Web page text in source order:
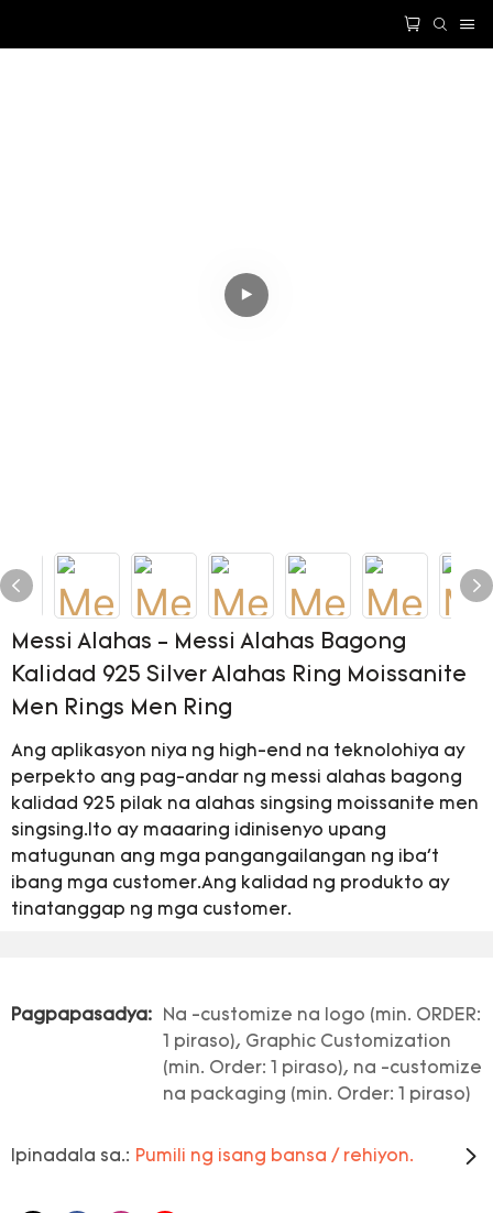
Messi Alahas - Messi Alahas Bagong
Kalidad 925 Silver Alahas Ring Moissanite
Men Rings Men Ring
Ang aplikasyon niya ng high-end na teknolohiya ay
perpekto ang pag-andar ng messi alahas bagong
kalidad 925 pilak na alahas singsing moissanite men
singsing.Ito ay maaaring idinisenyo upang
matugunan ang mga pangangailangan ng iba't
ibang mga customer.Ang kalidad ng produkto ay
tinatanggap ng mga customer.
Pagpapasadya:
Na -customize na logo (min. ORDER:
1 piraso), Graphic Customization
(min. Order: 1 piraso), na -customize
na packaging (min. Order: 1 piraso)
Ipinadala sa.: Pumili ng isang bansa / rehiyon.